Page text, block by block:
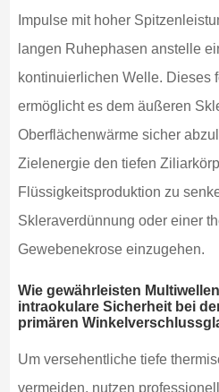
Impulse mit hoher
langen Ruhephasen anstelle
kontinuierlichen Welle. Dieses
ermöglicht es dem äußeren
Oberflächenwärme sicher
Zielenergie den tiefen
Flüssigkeitsproduktion zu
Skleraverdünnung oder einer
Gewebenekrose einzugehen.
Wie gewährleisten
intraokulare Sicherheit bei
primären
Um versehentliche tiefe
vermeiden, nutzen